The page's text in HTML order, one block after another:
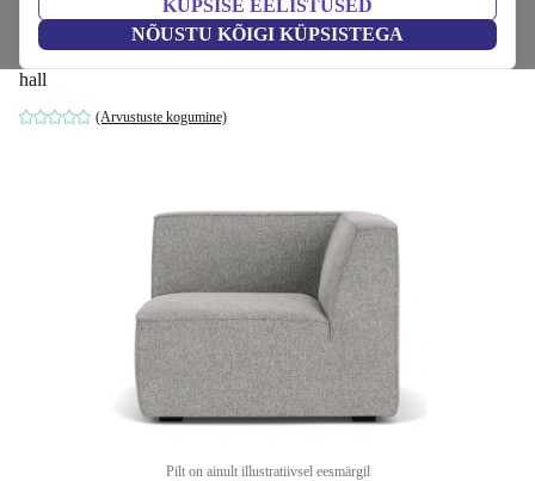
KÜPSISE EELISTUSED
NÕUSTU KÕIGI KÜPSISTEGA
Dane üheistmeline nurgamoodul Rechts
Olena Light Grey
hall
(Arvustuste kogumine)
Pilt on ainult illustratiivsel eesmärgil